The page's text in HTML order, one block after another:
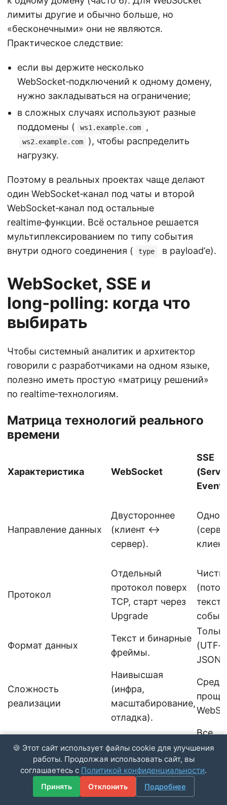
лимиты другие и обычно больше, но
«бесконечными» они не являются.
Практическое следствие:
если вы держите несколько
WebSocket‑подключений к одному домену,
нужно закладываться на ограничение;
в сложных случаях используют разные
поддомены (
ws1.example.com ,
ws2.example.com
), чтобы распределить
нагрузку.
Поэтому в реальных проектах чаще делают
один WebSocket‑канал под чаты и второй
WebSocket‑канал под остальные
realtime‑функции. Всё остальное решается
мультиплексированием по типу события
внутри одного соединения (
type в payload’е).
WebSocket, SSE и
long‑polling: когда что
выбирать
Чтобы системный аналитик и архитектор
говорили с разработчиками на одном языке,
полезно иметь простую «матрицу решений»
по realtime‑технологиям.
Матрица технологий реального
времени
Характеристика WebSocket
SSE
Направление данных
Двустороннее
(клиент ↔
сервер).
Протокол
Отдельный
протокол поверх
TCP, старт через
Upgrade
(поток
Формат данных
Текст и бинарные
фреймы.
JSON.
Сложность
реализации
Наивысшая
(инфра,
масштабирование,
отладка).
проще
Поддержка
браузерами
Все современные
браузеры.
Все
🍪 Этот сайт использует файлы cookie для улучшения
работы. Продолжая использовать сайт, вы
соглашаетесь с Политикой конфиденциальности.
Принять Отклонить Подробнее